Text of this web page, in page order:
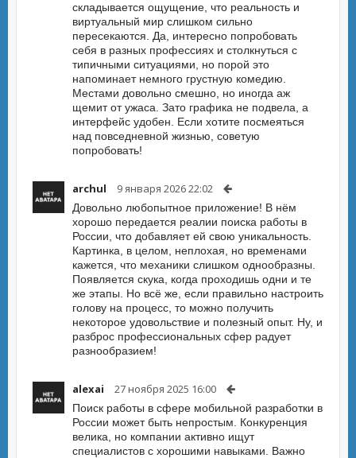
складывается ощущение, что реальность и
виртуальный мир слишком сильно
пересекаются. Да, интересно попробовать
себя в разных профессиях и столкнуться с
типичными ситуациями, но порой это
напоминает немного грустную комедию.
Местами довольно смешно, но иногда аж
щемит от ужаса. Зато графика не подвела, а
интерфейс удобен. Если хотите посмеяться
над повседневной жизнью, советую
попробовать!
archul 9 января 2026 22:02
Довольно любопытное приложение! В нём
хорошо передается реалии поиска работы в
России, что добавляет ей свою уникальность.
Картинка, в целом, неплохая, но временами
кажется, что механики слишком однообразны.
Появляется скука, когда проходишь одни и те
же этапы. Но всё же, если правильно настроить
голову на процесс, то можно получить
некоторое удовольствие и полезный опыт. Ну, и
разброс профессиональных сфер радует
разнообразием!
alexai 27 ноября 2025 16:00
Поиск работы в сфере мобильной разработки в
России может быть непростым. Конкуренция
велика, но компании активно ищут
специалистов с хорошими навыками. Важно